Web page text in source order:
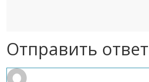
Отправить ответ